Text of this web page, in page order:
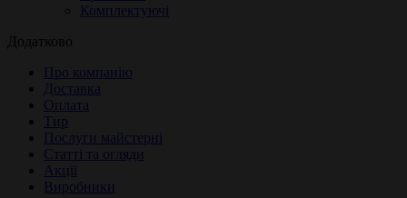
Комплектуючі
Додатково
Про компанію
Доставка
Оплата
Тир
Послуги майстерні
Статті та огляди
Акції
Виробники